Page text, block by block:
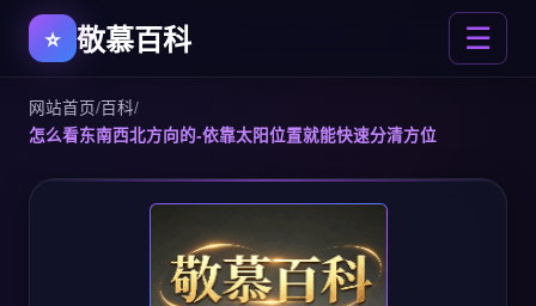
敬慕百科 ☰
网站首页/百科/
怎么看东南西北方向的-依靠太阳位置就能快速分清方位